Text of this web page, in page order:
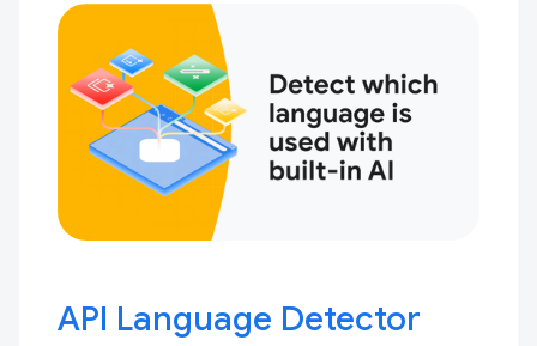
API Language Detector